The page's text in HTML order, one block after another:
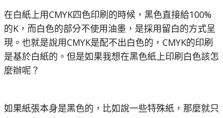
在白紙上用CMYK四色印刷的時候，黑色直接給100%
的K，而白色的部分不使用油墨，是採用留白的方式呈
現。也就是說用CMYK是配不出白色的，CMYK的印刷
是基於白紙的。但是如果我想在黑色紙上印刷白色該怎
麼辦呢？
如果紙張本身是黑色的，比如說一些特殊紙，那麼就只